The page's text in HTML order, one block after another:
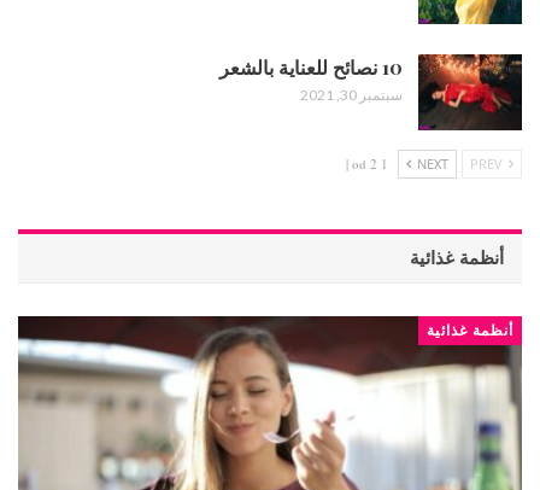
10 نصائح للعناية بالشعر
سبتمبر 30, 2021
NEXT
1 od 2 |
أنظمة غذائية
أنظمة غذائية